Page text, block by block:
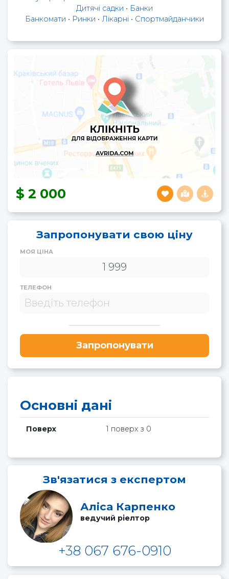
Дитячі садки • Банки
Банкомати • Ринки • Лікарні • Спортмайданчики
2 000
Запропонувати свою ціну
МОЯ ЦІНА
ТЕЛЕФОН
Запропонувати
Основні дані
Поверх 1 поверх з 0
Зв'язатися з експертом
Аліса Карпенко
ведучий ріелтор
+38 067 676-0910